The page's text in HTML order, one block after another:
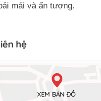
mái và ấn tượng.
hệ
XEM BẢN ĐỒ